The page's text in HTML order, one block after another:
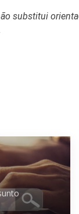
substitui